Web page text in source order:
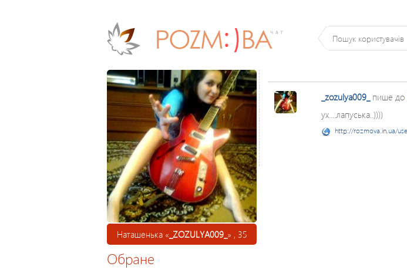
Наташенька « _ZOZULYA009_ » , 35
Обране
_zozulya009_ пише до
ух....лапуська..))))
http://rozmova.in.ua/